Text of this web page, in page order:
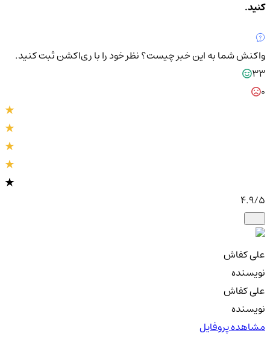
کنید.
واکنش شما به این خبر چیست؟نظر خود را با ری‌اکشن ثبت کنید.
33
4.9/5
علی کفاش
نویسنده
علی کفاش
نویسنده
مشاهده پروفایل